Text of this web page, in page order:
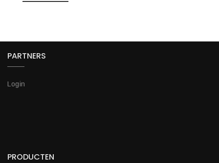
PARTNERS
Login
PRODUCTEN